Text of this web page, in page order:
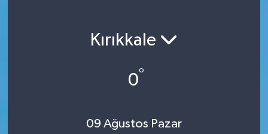
Kırıkkale
0°
09 Ağustos Pazar